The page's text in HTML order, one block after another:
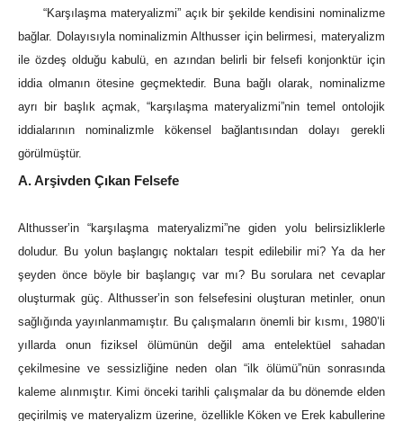
“Karşılaşma materyalizmi” açık bir şekilde kendisini nominalizme
bağlar. Dolayısıyla nominalizmin Althusser için belirmesi, materyalizm
ile özdeş olduğu kabulü, en azından belirli bir felsefi konjonktür için
iddia olmanın ötesine geçmektedir. Buna bağlı olarak, nominalizme
ayrı bir başlık açmak, “karşılaşma materyalizmi”nin temel ontolojik
iddialarının nominalizmle kökensel bağlantısından dolayı gerekli
görülmüştür.
A. Arşivden Çıkan Felsefe
Althusser’in “karşılaşma materyalizmi”ne giden yolu belirsizliklerle
doludur. Bu yolun başlangıç noktaları tespit edilebilir mi? Ya da her
şeyden önce böyle bir başlangıç var mı? Bu sorulara net cevaplar
oluşturmak güç. Althusser’in son felsefesini oluşturan metinler, onun
sağlığında yayınlanmamıştır. Bu çalışmaların önemli bir kısmı, 1980’li
yıllarda onun fiziksel ölümünün değil ama entelektüel sahadan
çekilmesine ve sessizliğine neden olan “ilk ölümü”nün sonrasında
kaleme alınmıştır. Kimi önceki tarihli çalışmalar da bu dönemde elden
geçirilmiş ve materyalizm üzerine, özellikle Köken ve Erek kabullerine